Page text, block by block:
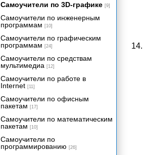
Системы частиц и динамика
Эффективность и артистичность
Приложение А. Работа с Maya
для пользователей МАХ.
Приложение Б. Работа с Maya
для пользователей LightWave.
системы.
клавиатурные комбинации в
Maya.
Самоучители по 3D-графике [9]
Самоучители по инженерным
программам [10]
Самоучители по графическим
программам [24]
Самоучители по средствам
мультимедиа [12]
Самоучители по работе в
Internet [11]
Самоучители по офисным
пакетам [17]
Самоучители по математическим
пакетам [10]
Самоучители по
программированию [26]